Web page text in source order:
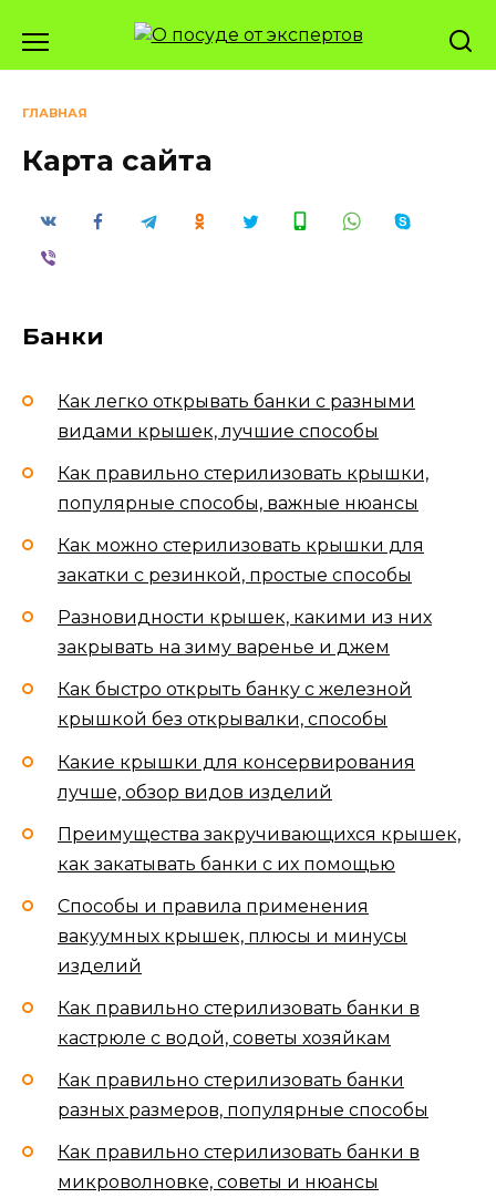
содержанию
ГЛАВНАЯ
Карта сайта
Банки
Как легко открывать банки с разными
видами крышек, лучшие способы
Как правильно стерилизовать крышки,
популярные способы, важные нюансы
Как можно стерилизовать крышки для
закатки с резинкой, простые способы
Разновидности крышек, какими из них
закрывать на зиму варенье и джем
Как быстро открыть банку с железной
крышкой без открывалки, способы
Какие крышки для консервирования
лучше, обзор видов изделий
Преимущества закручивающихся крышек,
как закатывать банки с их помощью
Способы и правила применения
вакуумных крышек, плюсы и минусы
изделий
Как правильно стерилизовать банки в
кастрюле с водой, советы хозяйкам
Как правильно стерилизовать банки
разных размеров, популярные способы
Как правильно стерилизовать банки в
микроволновке, советы и нюансы